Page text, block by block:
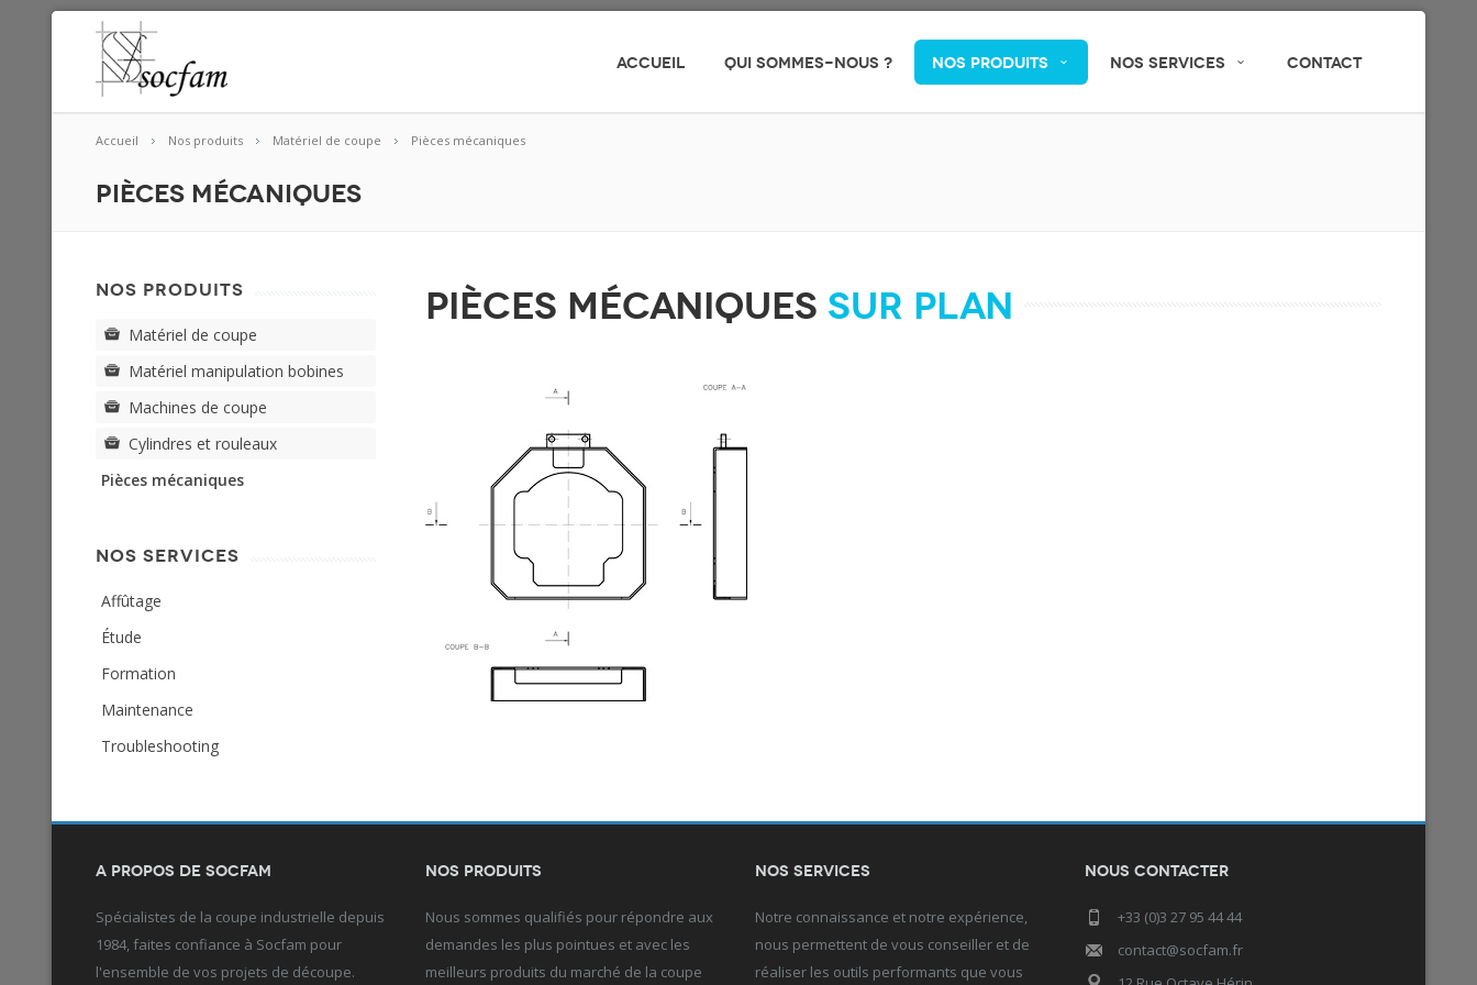
ACCUEIL QUI SOMMES-NOUS ? NOS PRODUITS NOS SERVICES CONTACT
Accueil Nos produits Matériel de coupe Pièces mécaniques
Pièces mécaniques
NOS PRODUITS
Matériel de coupe
Matériel manipulation bobines
Machines de coupe
Cylindres et rouleaux
Pièces mécaniques
NOS SERVICES
Affûtage
Étude
Formation
Maintenance
Troubleshooting
Pièces mécaniques sur plan
A propos de Socfam
Spécialistes de la coupe industrielle depuis
1984, faites confiance à Socfam pour
l'ensemble de vos projets de découpe.
Nos produits
Nous sommes qualifiés pour répondre aux
demandes les plus pointues et avec les
meilleurs produits du marché de la coupe
Nos services
Notre connaissance et notre expérience,
nous permettent de vous conseiller et de
réaliser les outils performants que vous
Nous contacter
+33 (0)3 27 95 44 44
contact@socfam.fr